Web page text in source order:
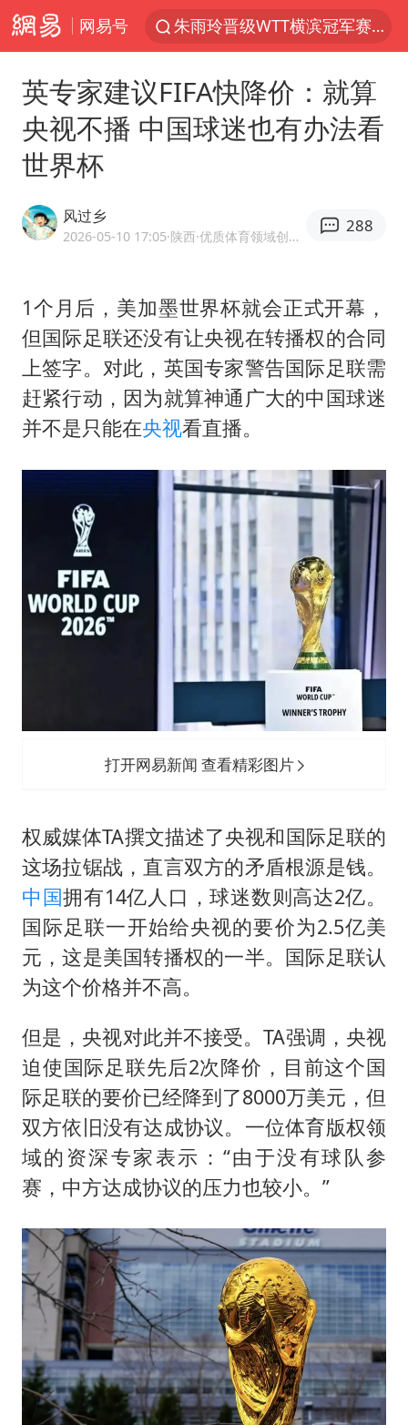
网易号
朱雨玲晋级WTT横滨冠军赛女单八强
美国将对多晶硅衍生品加征15%关税
佛山通报笔试前13被淘汰后5名进体检
女孩摆摊卖菌子时收到北大通知书
改名后的“青海拉面”店
粉笔教育发布“自曝式”公开信
广岛核爆81周年央视播《奥本海默》
四川宜宾市高县发生4.9级地震
国民党推出AI发言人“郑小文”
A股收盘：三大指数均涨超1%
“中国蔬菜之乡”最高温达41.8℃
如何把百年大党建设得更加坚强有力？
英专家建议FIFA快降价：就算
央视不播 中国球迷也有办法看
世界杯
风过乡
2026-05-10 17:05·陕西 ·优质体育领域创作者
288
1个月后，美加墨世界杯就会正式开幕，
但国际足联还没有让央视在转播权的合同
上签字。对此，英国专家警告国际足联需
赶紧行动，因为就算神通广大的中国球迷
并不是只能在央视看直播。
打开网易新闻 查看精彩图片
权威媒体TA撰文描述了央视和国际足联的
这场拉锯战，直言双方的矛盾根源是钱。
中国拥有14亿人口，球迷数则高达2亿。
国际足联一开始给央视的要价为2.5亿美
元，这是美国转播权的一半。国际足联认
为这个价格并不高。
但是，央视对此并不接受。TA强调，央视
迫使国际足联先后2次降价，目前这个国
际足联的要价已经降到了8000万美元，但
双方依旧没有达成协议。一位体育版权领
域的资深专家表示：“由于没有球队参
赛，中方达成协议的压力也较小。”